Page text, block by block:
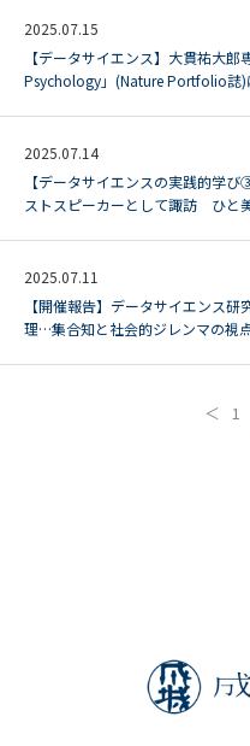
2025.07.15
【データサイエンス】大貫祐大
Psychology」(Nature Portfolio誌)
2025.07.14
【データサイエンスの実践的学
ストスピーカーとして諏訪 ひと
2025.07.11
【開催報告】データサイエンス
理…集合知と社会的ジレンマの視
＜ 1